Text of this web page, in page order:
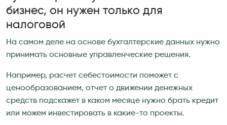
бизнес, он нужен только для
налоговой
На самом деле на основе бухгалтерские данных нужно
принимать основные управленческие решения.
Например, расчет себестоимости поможет с
ценообразованием, отчет о движении денежных
средств подскажет в каком месяце нужно брать кредит
или можем инвестировать в какие-то проекты.